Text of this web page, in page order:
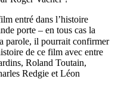
entré dans l’histoire
porte – en tous cas la
parole, il pourrait confirmer
de ce film avec entre
Roland Toutain,
Redgie et Léon